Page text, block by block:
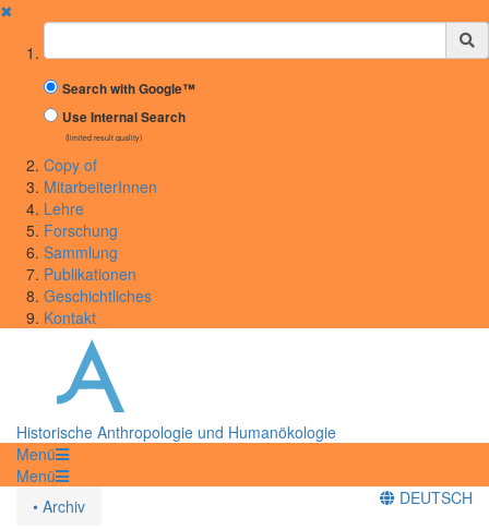
✖
Suchbegriff
Search with Google™
Use Internal Search
(limited result quality)
Copy of
MitarbeiterInnen
Lehre
Forschung
Sammlung
Publikationen
Geschichtliches
Kontakt
Historische Anthropologie und Humanökologie
Menü
Menü
• Archiv
DEUTSCH